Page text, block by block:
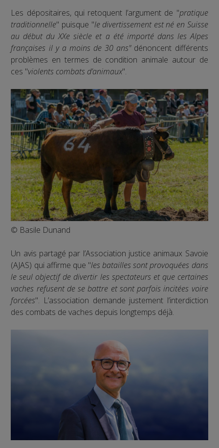
Les dépositaires, qui retoquent l’argument de "pratique
traditionnelle" puisque "le divertissement est né en Suisse
au début du XXe siècle et a été importé dans les Alpes
françaises il y a moins de 30 ans"dénoncent différents
problèmes en termes de condition animale autour de
ces "violents combats d’animaux".
© Basile Dunand
Un avis partagé par l’Association justice animaux Savoie
(AJAS) qui affirme que "les batailles sont provoquées dans
le seul objectif de divertir les spectateurs et que certaines
vaches refusent de se battre et sont parfois incitées voire
forcées". L’association demande justement l’interdiction
des combats de vaches depuis longtemps déjà.